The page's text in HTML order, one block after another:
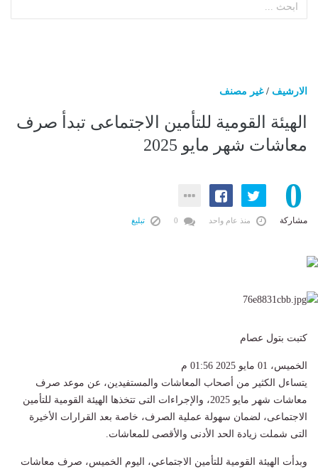
الارشيف /غير مصنف
الهيئة القومية للتأمين الاجتماعى تبدأ صرف
معاشات شهر مايو 2025
0
مشاركة منذ عام واحد تبليغ
كتبت بتول عصام
الخميس، 01 مايو 2025 01:56 م
يتساءل الكثير من أصحاب المعاشات والمستفيدين، عن موعد صرف
معاشات شهر مايو 2025، والإجراءات التى تتخذها الهيئة القومية للتأمين
الاجتماعى، لضمان سهولة عملية الصرف، خاصة بعد القرارات الأخيرة
التى شملت زيادة الحد الأدنى والأقصى للمعاشات.
وبدأت الهيئة القومية للتأمين الاجتماعي، اليوم الخميس، صرف معاشات